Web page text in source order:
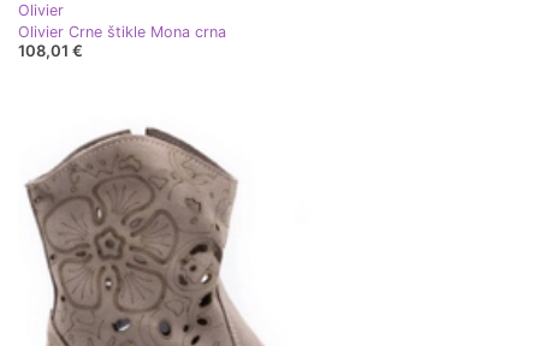
Olivier
Olivier Crne štikle Mona crna
108,01 €